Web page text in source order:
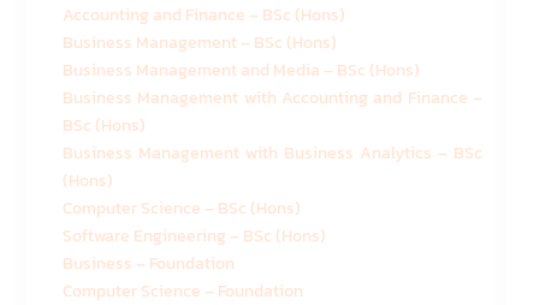
Accounting and Finance – BSc (Hons)
Business Management – BSc (Hons)
Business Management and Media – BSc (Hons)
Business Management with Accounting and Finance –
BSc (Hons)
Business Management with Business Analytics – BSc
(Hons)
Computer Science – BSc (Hons)
Software Engineering – BSc (Hons)
Business – Foundation
Computer Science – Foundation